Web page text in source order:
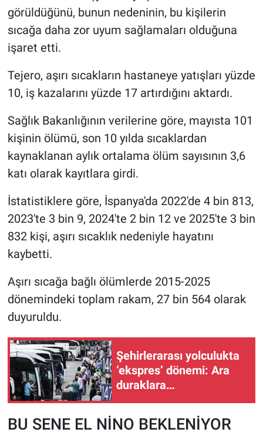
görüldüğünü, bunun nedeninin, bu kişilerin
sıcağa daha zor uyum sağlamaları olduğuna
işaret etti.
Tejero, aşırı sıcakların hastaneye yatışları yüzde
10, iş kazalarını yüzde 17 artırdığını aktardı.
Sağlık Bakanlığının verilerine göre, mayısta 101
kişinin ölümü, son 10 yılda sıcaklardan
kaynaklanan aylık ortalama ölüm sayısının 3,6
katı olarak kayıtlara girdi.
İstatistiklere göre, İspanya'da 2022'de 4 bin 813,
2023'te 3 bin 9, 2024'te 2 bin 12 ve 2025'te 3 bin
832 kişi, aşırı sıcaklık nedeniyle hayatını
kaybetti.
Aşırı sıcağa bağlı ölümlerde 2015-2025
dönemindeki toplam rakam, 27 bin 564 olarak
duyuruldu.
Şehirlerarası yolculukta
‘ekspres’ dönemi: Ara
duraklara
uğranmayacak!
BU SENE EL NİNO BEKLENİYOR